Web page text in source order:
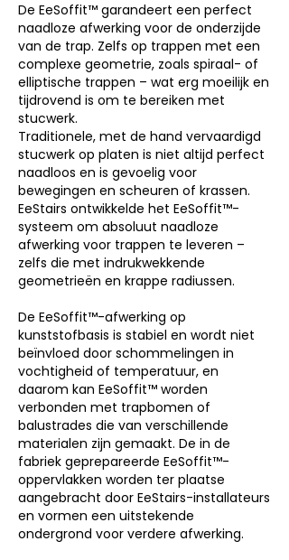
De EeSoffit™ garandeert een perfect
naadloze afwerking voor de onderzijde
van de trap. Zelfs op trappen met een
complexe geometrie, zoals spiraal- of
elliptische trappen – wat erg moeilijk en
tijdrovend is om te bereiken met
stucwerk.
Traditionele, met de hand vervaardigd
stucwerk op platen is niet altijd perfect
naadloos en is gevoelig voor
bewegingen en scheuren of krassen.
EeStairs ontwikkelde het EeSoffit™-
systeem om absoluut naadloze
afwerking voor trappen te leveren –
zelfs die met indrukwekkende
geometrieën en krappe radiussen.
De EeSoffit™-afwerking op
kunststofbasis is stabiel en wordt niet
beïnvloed door schommelingen in
vochtigheid of temperatuur, en
daarom kan EeSoffit™ worden
verbonden met trapbomen of
balustrades die van verschillende
materialen zijn gemaakt. De in de
fabriek geprepareerde EeSoffit™-
oppervlakken worden ter plaatse
aangebracht door EeStairs-installateurs
en vormen een uitstekende
ondergrond voor verdere afwerking.